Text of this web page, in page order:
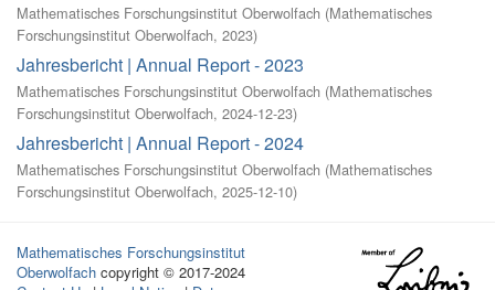
Mathematisches Forschungsinstitut Oberwolfach (Mathematisches
Forschungsinstitut Oberwolfach, 2023)
Jahresbericht | Annual Report - 2023
Mathematisches Forschungsinstitut Oberwolfach (Mathematisches
Forschungsinstitut Oberwolfach, 2024-12-23)
Jahresbericht | Annual Report - 2024
Mathematisches Forschungsinstitut Oberwolfach (Mathematisches
Forschungsinstitut Oberwolfach, 2025-12-10)
Mathematisches Forschungsinstitut
Oberwolfach copyright © 2017-2024